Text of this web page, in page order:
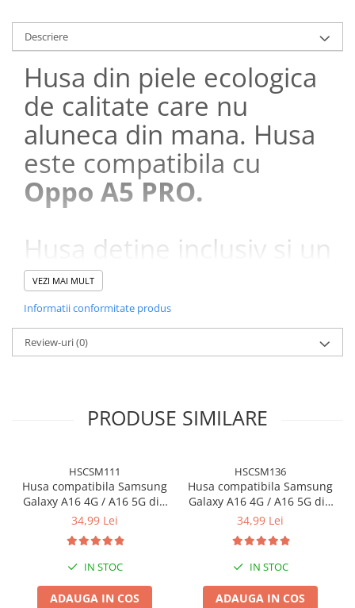
Descriere
Husa din piele ecologica
de calitate care nu
aluneca din mana. Husa
este compatibila cu
Oppo A5 PRO.
Husa detine inclusiv si un
buzunar interior, care va
permite sa stocați cardul
pentru cumparaturi sau
alte bunuri ale
poate fi folosita ca
sa vizionati fotografii sau
filmele dumneavoastra
preferate.
Husa este compatibila
VEZI MAI MULT
Informatii conformitate produs
Review-uri(0)
PRODUSE SIMILARE
HSCSM111
Husa compatibila Samsung
Galaxy A16 4G / A16 5G din
silicon catifelat cu interior
la camere - Negru
34,99 Lei
IN STOC
ADAUGA IN COS
HSCSM136
Husa compatibila Samsung
Galaxy A16 4G / A16 5G din
silicon catifelat cu interior
la camere - Mov
34,99 Lei
IN STOC
ADAUGA IN COS